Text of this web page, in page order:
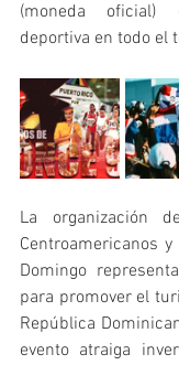
(moneda oficial)
deportiva en todo el
La organización
Centroamericanos
Domingo
para promover el
República
evento atraiga